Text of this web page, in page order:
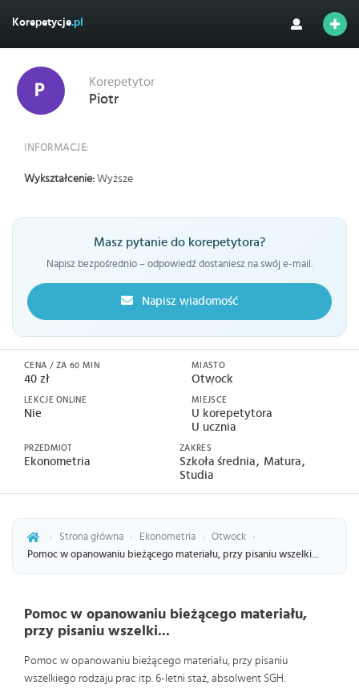
Korepetycje.pl
Korepetytor
Piotr
INFORMACJE:
Wykształcenie: Wyższe
Masz pytanie do korepetytora?
Napisz bezpośrednio – odpowiedź dostaniesz na swój e-mail.
Napisz wiadomość
CENA / ZA 60 MIN
40 zł
LEKCJE ONLINE
Nie
MIASTO
Otwock
MIEJSCE
U korepetytora
U ucznia
PRZEDMIOT
Ekonometria
ZAKRES
Szkoła średnia Matura
Studia
› Strona główna › Ekonometria › Otwock
›
Pomoc w opanowaniu bieżącego materiału, przy pisaniu wszelki...
Pomoc w opanowaniu bieżącego materiału,
przy pisaniu wszelki...
Pomoc w opanowaniu bieżącego materiału, przy pisaniu
wszelkiego rodzaju prac itp. 6-letni staż, absolwent SGH.